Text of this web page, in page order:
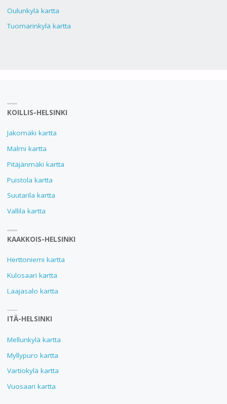
Oulunkylä kartta
Tuomarinkylä kartta
KOILLIS-HELSINKI
Jakomäki kartta
Malmi kartta
Pitäjänmäki kartta
Puistola kartta
Suutarila kartta
Vallila kartta
KAAKKOIS-HELSINKI
Herttoniemi kartta
Kulosaari kartta
Laajasalo kartta
ITÄ-HELSINKI
Mellunkylä kartta
Myllypuro kartta
Vartiokylä kartta
Vuosaari kartta